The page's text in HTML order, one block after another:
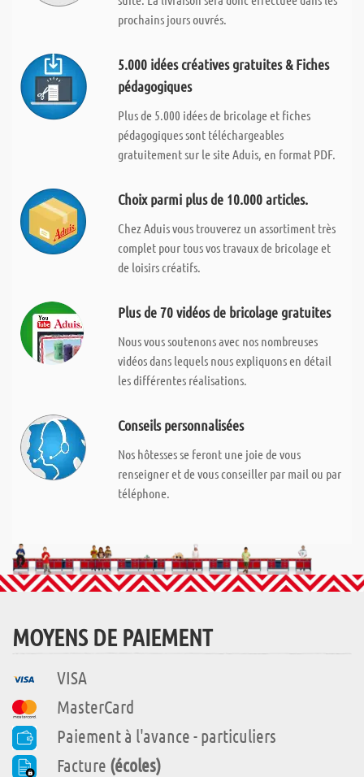
prochains jours ouvrés.
5.000 idées créatives gratuites & Fiches
pédagogiques
Plus de 5.000 idées de bricolage et fiches
pédagogiques sont téléchargeables
gratuitement sur le site Aduis, en format PDF.
Choix parmi plus de 10.000 articles.
Chez Aduis vous trouverez un assortiment très
complet pour tous vos travaux de bricolage et
de loisirs créatifs.
Plus de 70 vidéos de bricolage gratuites
Nous vous soutenons avec nos nombreuses
vidéos dans lequels nous expliquons en détail
les différentes réalisations.
Conseils personnalisées
Nos hôtesses se feront une joie de vous
renseigner et de vous conseiller par mail ou par
téléphone.
MOYENS DE PAIEMENT
VISA
MasterCard
Paiement à l'avance - particuliers
Facture (écoles)